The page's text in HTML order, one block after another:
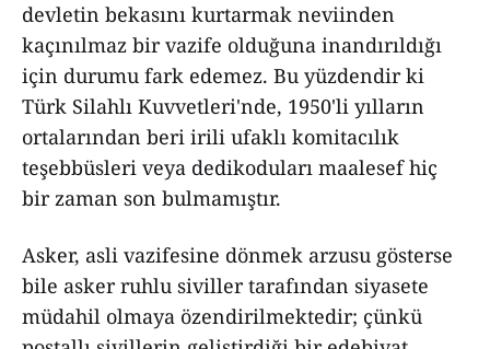
devletin bekasını kurtarmak neviinden
kaçınılmaz bir vazife olduğuna inandırıldığı
için durumu fark edemez. Bu yüzdendir ki
Türk Silahlı Kuvvetleri'nde, 1950'li yılların
ortalarından beri irili ufaklı komitacılık
teşebbüsleri veya dedikoduları maalesef hiç
bir zaman son bulmamıştır.
Asker, asli vazifesine dönmek arzusu gösterse
bile asker ruhlu siviller tarafından siyasete
müdahil olmaya özendirilmektedir; çünkü